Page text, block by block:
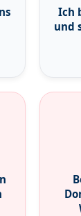
Ich
und